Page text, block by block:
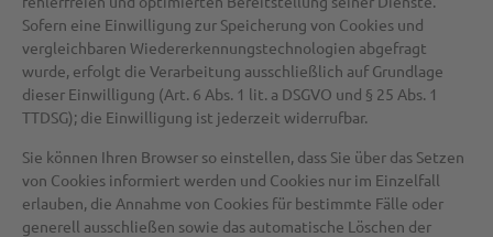
Sofern eine Einwilligung zur Speicherung von Cookies und
vergleichbaren Wiedererkennungstechnologien abgefragt
wurde, erfolgt die Verarbeitung ausschließlich auf Grundlage
dieser Einwilligung (Art. 6 Abs. 1 lit. a DSGVO und § 25 Abs. 1
TTDSG); die Einwilligung ist jederzeit widerrufbar.
Sie können Ihren Browser so einstellen, dass Sie über das Setzen
von Cookies informiert werden und Cookies nur im Einzelfall
erlauben, die Annahme von Cookies für bestimmte Fälle oder
generell ausschließen sowie das automatische Löschen der